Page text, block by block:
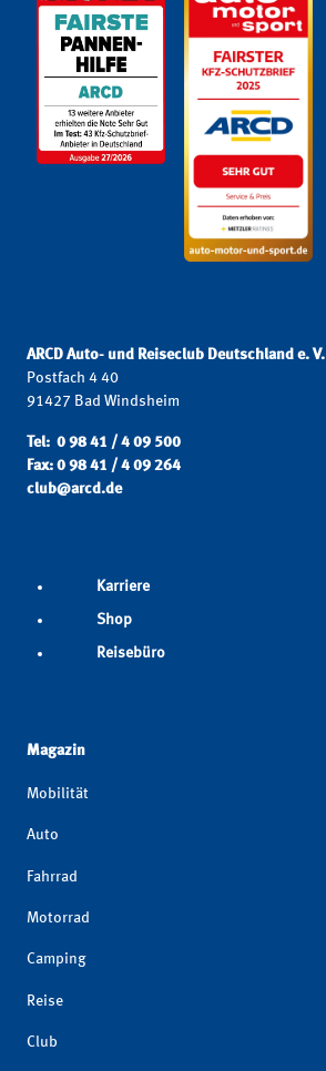
ARCD Auto- und Reiseclub Deutschland e. V.
Postfach 4 40
91427 Bad Windsheim
Tel: 0 98 41 / 4 09 500
Fax: 0 98 41 / 4 09 264
club@arcd.de
Karriere
Shop
Reisebüro
Magazin
Mobilität
Auto
Fahrrad
Motorrad
Camping
Reise
Club